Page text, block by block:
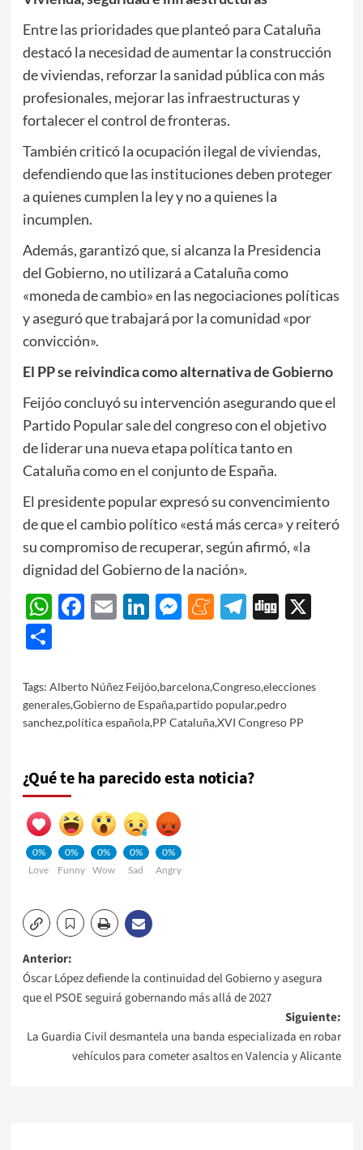
Entre las prioridades que planteó para Cataluña
destacó la necesidad de aumentar la construcción
de viviendas, reforzar la sanidad pública con más
profesionales, mejorar las infraestructuras y
fortalecer el control de fronteras.
También criticó la ocupación ilegal de viviendas,
defendiendo que las instituciones deben proteger
a quienes cumplen la ley y no a quienes la
incumplen.
Además, garantizó que, si alcanza la Presidencia
del Gobierno, no utilizará a Cataluña como
«moneda de cambio» en las negociaciones políticas
y aseguró que trabajará por la comunidad «por
convicción».
El PP se reivindica como alternativa de Gobierno
Feijóo concluyó su intervención asegurando que el
Partido Popular sale del congreso con el objetivo
de liderar una nueva etapa política tanto en
Cataluña como en el conjunto de España.
El presidente popular expresó su convencimiento
de que el cambio político «está más cerca» y reiteró
su compromiso de recuperar, según afirmó, «la
dignidad del Gobierno de la nación».
WhatsApp
Facebook
EmailLinkedIn
Messenger
Meneame
Telegram
Digg
X
Share
Tags: Alberto Núñez Feijóo,barcelona,Congreso,elecciones
generales,Gobierno de España,partido popular,pedro
sanchez,política española,PP Cataluña,XVI Congreso PP
¿Qué te ha parecido esta noticia?
0%
Love
0%
Funny
0%
Wow
0%
Sad
0%
Angry
Navegación
de
entradas
Anterior:
Óscar López defiende la continuidad del Gobierno y asegura
que el PSOE seguirá gobernando más allá de 2027
Siguiente:
La Guardia Civil desmantela una banda especializada en robar
vehículos para cometer asaltos en Valencia y Alicante